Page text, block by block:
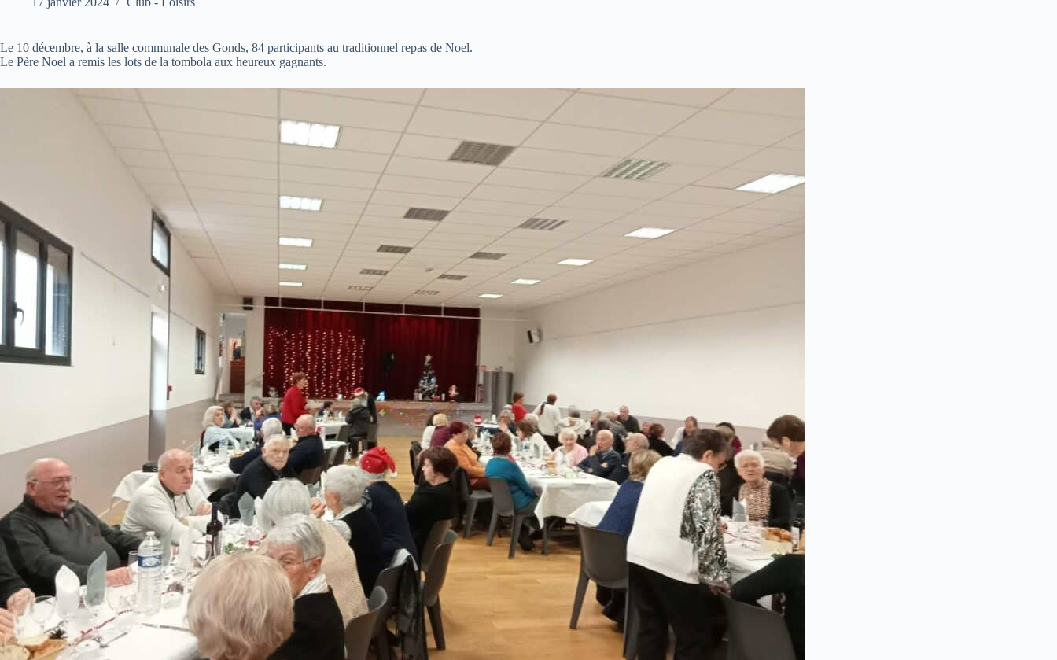
Le 10 décembre, à la salle communale des Gonds, 84 participants au traditionnel repas de Noel.
Le Père Noel a remis les lots de la tombola aux heureux gagnants.